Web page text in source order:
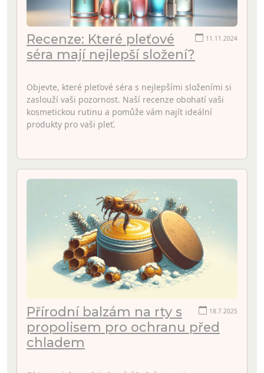
11.11.2024
Recenze: Které pleťové
séra mají nejlepší složení?
Objevte, které pleťové séra s nejlepšími složeními si
zaslouží vaši pozornost. Naší recenze obohatí vaši
kosmetickou rutinu a pomůže vám najít ideální
produkty pro vaši pleť.
18.7.2025
Přírodní balzám na rty s
propolisem pro ochranu před
chladem